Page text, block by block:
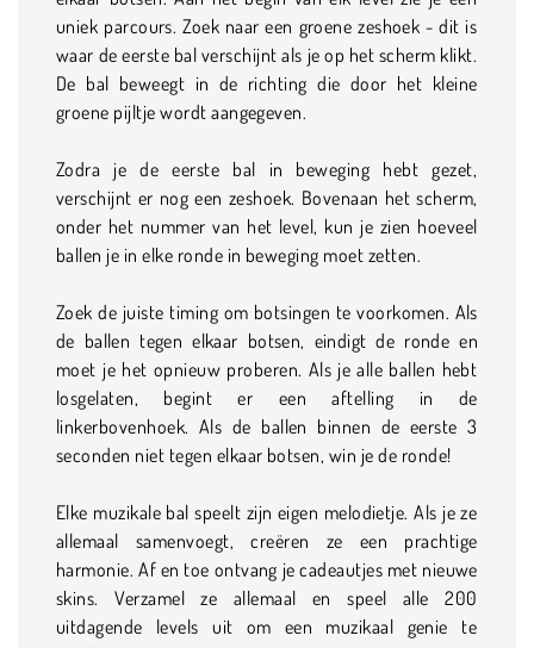
uniek parcours. Zoek naar een groene zeshoek - dit is
waar de eerste bal verschijnt als je op het scherm klikt.
De bal beweegt in de richting die door het kleine
groene pijltje wordt aangegeven.
Zodra je de eerste bal in beweging hebt gezet,
verschijnt er nog een zeshoek. Bovenaan het scherm,
onder het nummer van het level, kun je zien hoeveel
ballen je in elke ronde in beweging moet zetten.
Zoek de juiste timing om botsingen te voorkomen. Als
de ballen tegen elkaar botsen, eindigt de ronde en
moet je het opnieuw proberen. Als je alle ballen hebt
losgelaten, begint er een aftelling in de
linkerbovenhoek. Als de ballen binnen de eerste 3
seconden niet tegen elkaar botsen, win je de ronde!
Elke muzikale bal speelt zijn eigen melodietje. Als je ze
allemaal samenvoegt, creëren ze een prachtige
harmonie. Af en toe ontvang je cadeautjes met nieuwe
skins. Verzamel ze allemaal en speel alle 200
uitdagende levels uit om een muzikaal genie te